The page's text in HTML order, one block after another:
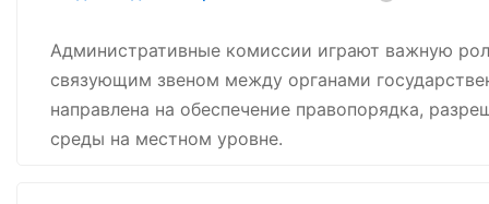
Административные комиссии играют важную
связующим звеном между органами
направлена на обеспечение правопорядка,
среды на местном уровне.